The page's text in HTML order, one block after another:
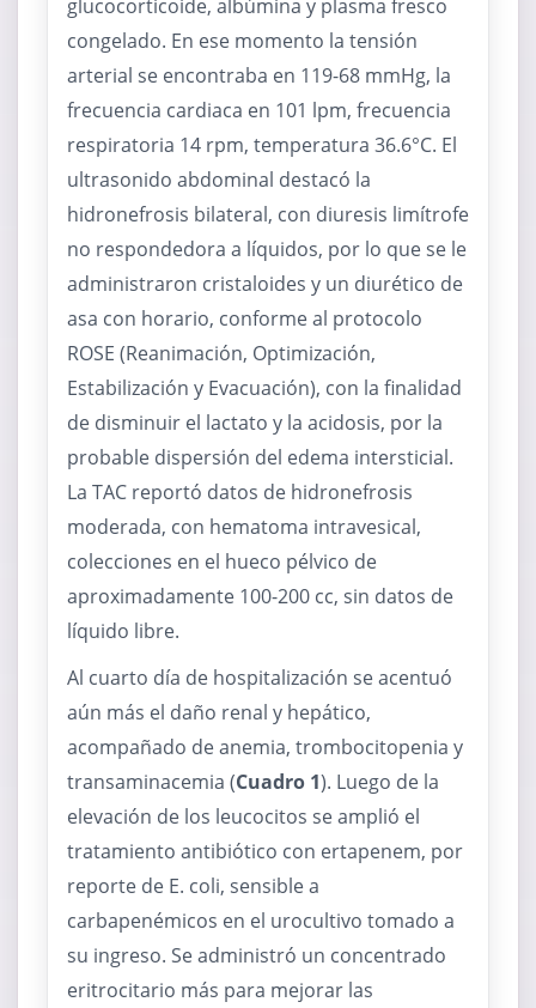
glucocorticoide, albúmina y plasma fresco
congelado. En ese momento la tensión
arterial se encontraba en 119-68 mmHg, la
frecuencia cardiaca en 101 lpm, frecuencia
respiratoria 14 rpm, temperatura 36.6°C. El
ultrasonido abdominal destacó la
hidronefrosis bilateral, con diuresis limítrofe
no respondedora a líquidos, por lo que se le
administraron cristaloides y un diurético de
asa con horario, conforme al protocolo
ROSE (Reanimación, Optimización,
Estabilización y Evacuación), con la finalidad
de disminuir el lactato y la acidosis, por la
probable dispersión del edema intersticial.
La TAC reportó datos de hidronefrosis
moderada, con hematoma intravesical,
colecciones en el hueco pélvico de
aproximadamente 100-200 cc, sin datos de
líquido libre.
Al cuarto día de hospitalización se acentuó
aún más el daño renal y hepático,
acompañado de anemia, trombocitopenia y
transaminacemia (Cuadro 1). Luego de la
elevación de los leucocitos se amplió el
tratamiento antibiótico con ertapenem, por
reporte de E. coli, sensible a
carbapenémicos en el urocultivo tomado a
su ingreso. Se administró un concentrado
eritrocitario más para mejorar las